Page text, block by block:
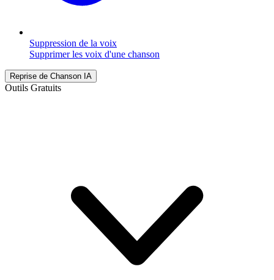
Suppression de la voix
Supprimer les voix d'une chanson
Reprise de Chanson IA
Outils Gratuits